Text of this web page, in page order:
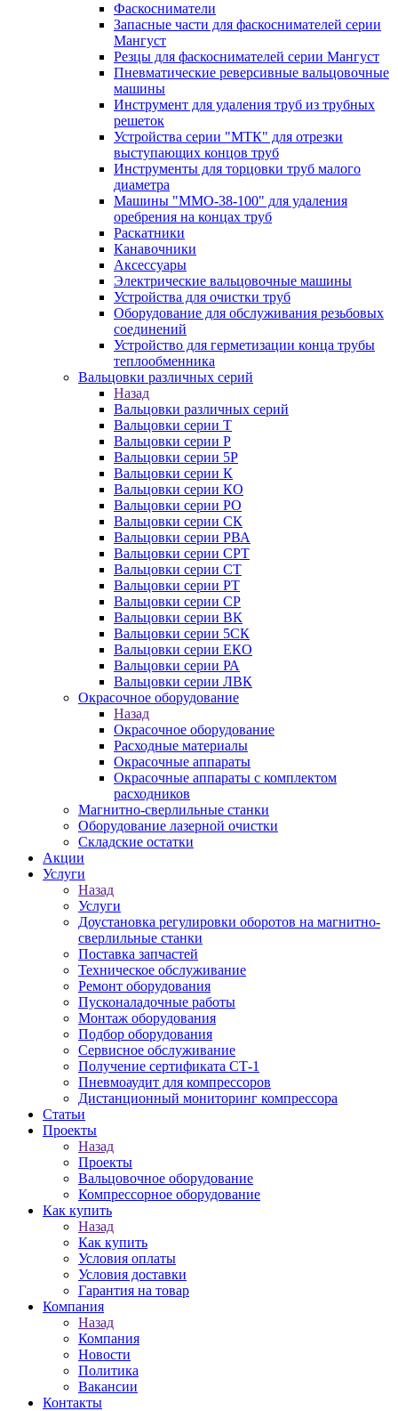
Фаскосниматели
Запасные части для фаскоснимателей серии
Мангуст
Резцы для фаскоснимателей серии Мангуст
Пневматические реверсивные вальцовочные
машины
Инструмент для удаления труб из трубных
решеток
Устройства серии "МТК" для отрезки
выступающих концов труб
Инструменты для торцовки труб малого
диаметра
Машины "ММО-38-100" для удаления
оребрения на концах труб
Раскатники
Канавочники
Аксессуары
Электрические вальцовочные машины
Устройства для очистки труб
Оборудование для обслуживания резьбовых
соединений
Устройство для герметизации конца трубы
теплообменника
Вальцовки различных серий
Назад
Вальцовки различных серий
Вальцовки серии Т
Вальцовки серии Р
Вальцовки серии 5Р
Вальцовки серии К
Вальцовки серии КО
Вальцовки серии РО
Вальцовки серии СК
Вальцовки серии РВА
Вальцовки серии СРТ
Вальцовки серии СТ
Вальцовки серии РТ
Вальцовки серии СР
Вальцовки серии ВК
Вальцовки серии 5СК
Вальцовки серии ЕКО
Вальцовки серии РА
Вальцовки серии ЛВК
Окрасочное оборудование
Назад
Окрасочное оборудование
Расходные материалы
Окрасочные аппараты
Окрасочные аппараты с комплектом
расходников
Магнитно-сверлильные станки
Оборудование лазерной очистки
Складские остатки
Акции
Услуги
Назад
Услуги
Доустановка регулировки оборотов на магнитно-
сверлильные станки
Поставка запчастей
Техническое обслуживание
Ремонт оборудования
Пусконаладочные работы
Монтаж оборудования
Подбор оборудования
Сервисное обслуживание
Получение сертификата СТ-1
Пневмоаудит для компрессоров
Дистанционный мониторинг компрессора
Статьи
Проекты
Назад
Проекты
Вальцовочное оборудование
Компрессорное оборудование
Как купить
Назад
Как купить
Условия оплаты
Условия доставки
Гарантия на товар
Компания
Назад
Компания
Новости
Политика
Вакансии
Контакты